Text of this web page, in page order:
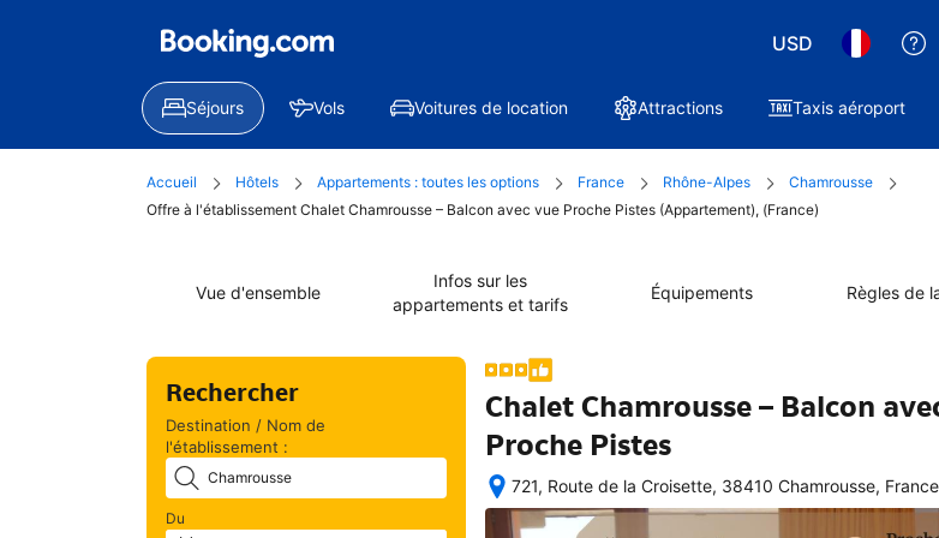
USD
Séjours Vols Voitures de location Attractions Taxis aéroport
Accueil Hôtels Appartements : toutes les options France Rhône-Alpes
Chamrousse
Offre à l'établissement Chalet Chamrousse – Balcon avec vue Proche Pistes (Appartement), (France)
Vue d'ensemble
Infos sur les
appartements et tarifs
Équipements Règles de
Rechercher
Destination / Nom de
l'établissement :
Du
Chalet Chamrousse – Balcon
Proche Pistes
721, Route de la Croisette, 38410 Chamrousse, France
Excellente